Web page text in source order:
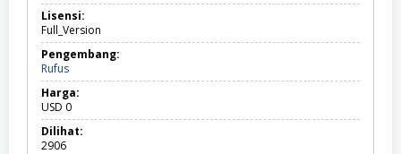
Lisensi:
Full_Version
Pengembang:
Rufus
Harga:
USD 0
Dilihat:
2906